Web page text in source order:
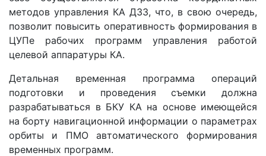
методов управления КА ДЗЗ, что, в свою очередь,
позволит повысить оперативность формирования в
ЦУПе рабочих программ управления работой
целевой аппаратуры КА.
Детальная временная программа операций
подготовки и проведения съемки должна
разрабатываться в БКУ КА на основе имеющейся
на борту навигационной информации о параметрах
орбиты и ПМО автоматического формирования
временных программ.